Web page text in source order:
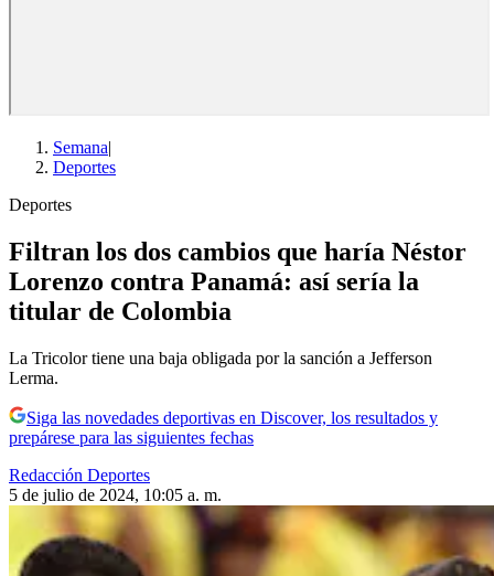
Semana|
Deportes
Deportes
Filtran los dos cambios que haría Néstor
Lorenzo contra Panamá: así sería la
titular de Colombia
La Tricolor tiene una baja obligada por la sanción a Jefferson
Lerma.
Siga las novedades deportivas en Discover, los resultados y
prepárese para las siguientes fechas
Redacción Deportes
5 de julio de 2024, 10:05 a. m.